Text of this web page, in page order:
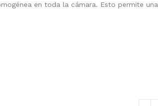
en toda la cámara. Esto permite una